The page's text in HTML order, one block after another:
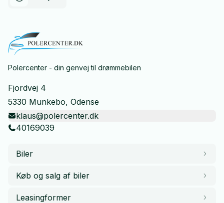
Polercenter - din genvej til drømmebilen
Fjordvej 4
5330 Munkebo, Odense
klaus@polercenter.dk
40169039
Biler
Køb og salg af biler
Leasingformer